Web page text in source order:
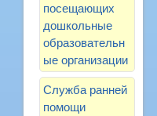
посещающих
дошкольные
образовательн
ые организации
Служба ранней
помощи